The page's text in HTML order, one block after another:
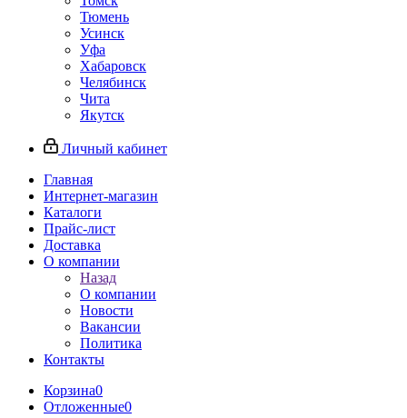
Тюмень
Усинск
Уфа
Хабаровск
Челябинск
Чита
Якутск
Личный кабинет
Главная
Интернет-магазин
Каталоги
Прайс-лист
Доставка
О компании
Назад
О компании
Новости
Вакансии
Политика
Контакты
Корзина0
Отложенные0